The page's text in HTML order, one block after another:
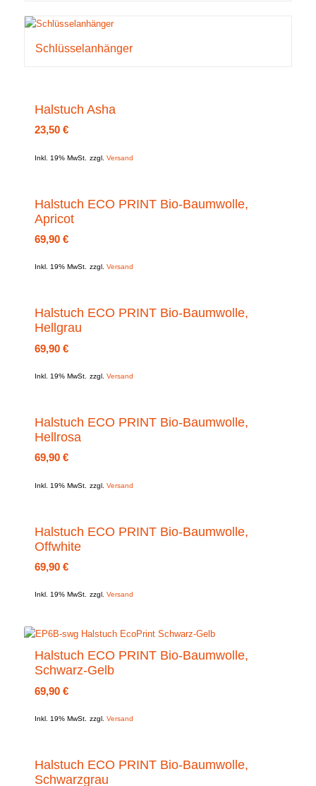
Schlüsselanhänger
Halstuch Asha
23,50 €
Inkl. 19% MwSt. zzgl. Versand
Halstuch ECO PRINT Bio-Baumwolle,
Apricot
69,90 €
Inkl. 19% MwSt. zzgl. Versand
Halstuch ECO PRINT Bio-Baumwolle,
Hellgrau
69,90 €
Inkl. 19% MwSt. zzgl. Versand
Halstuch ECO PRINT Bio-Baumwolle,
Hellrosa
69,90 €
Inkl. 19% MwSt. zzgl. Versand
Halstuch ECO PRINT Bio-Baumwolle,
Offwhite
69,90 €
Inkl. 19% MwSt. zzgl. Versand
Halstuch ECO PRINT Bio-Baumwolle,
Schwarz-Gelb
69,90 €
Inkl. 19% MwSt. zzgl. Versand
Halstuch ECO PRINT Bio-Baumwolle,
Schwarzgrau